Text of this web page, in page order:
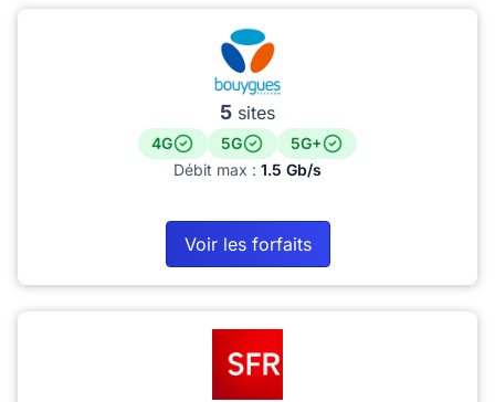
5 sites
4G 5G
5G+
Débit max : 1.5 Gb/s
Voir les forfaits